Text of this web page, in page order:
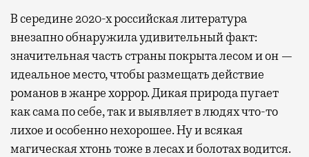
В середине 2020-х российская литература
внезапно обнаружила удивительный факт:
значительная часть страны покрыта лесом и он —
идеальное место, чтобы размещать действие
романов в жанре хоррор. Дикая природа пугает
как сама по себе, так и выявляет в людях что-то
лихое и особенно нехорошее. Ну и всякая
магическая хтонь тоже в лесах и болотах водится.